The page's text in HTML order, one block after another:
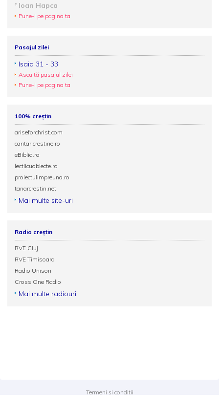
Ioan Hapca
Pune-l pe pagina ta
Pasajul zilei
Isaia 31 - 33
Ascultă pasajul zilei
Pune-l pe pagina ta
100% creștin
ariseforchrist.com
cantaricrestine.ro
eBiblia.ro
lectiicuobiecte.ro
proiectulimpreuna.ro
tanarcrestin.net
Mai multe site-uri
Radio creștin
RVE Cluj
RVE Timisoara
Radio Unison
Cross One Radio
Mai multe radiouri
Termeni și condiții